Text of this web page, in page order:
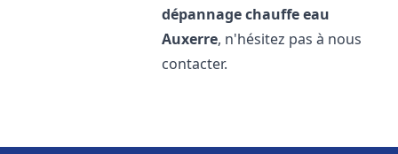
dépannage chauffe eau
Auxerre, n'hésitez pas à nous
contacter.